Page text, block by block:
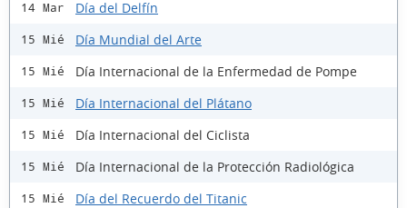
14 Mar Día del Delfín
15 Mié Día Mundial del Arte
15 Mié Día Internacional de la Enfermedad de Pompe
15 Mié Día Internacional del Plátano
15 Mié Día Internacional del Ciclista
15 Mié Día Internacional de la Protección Radiológica
15 Mié Día del Recuerdo del Titanic